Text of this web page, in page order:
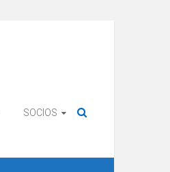
SOCIOS